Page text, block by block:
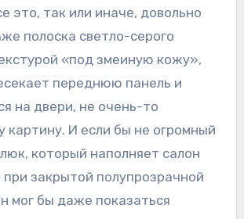
это, так или иначе, довольно
полоска светло-серого
«под змеиную кожу»,
переднюю панель и
на двери, не очень-то
картину. И если бы не огромный
который наполняет салон
закрытой полупрозрачной
мог бы даже показаться